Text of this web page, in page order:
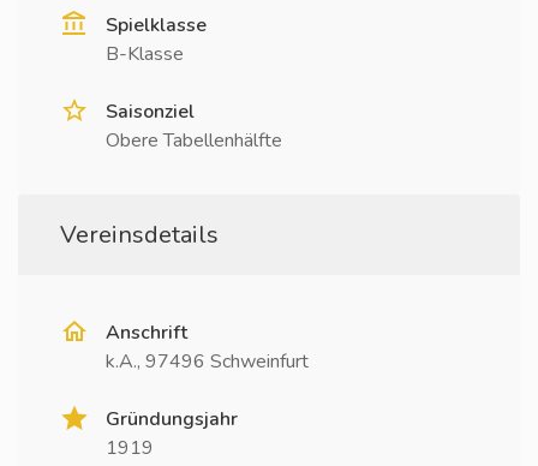
Spielklasse
B-Klasse
Saisonziel
Obere Tabellenhälfte
Vereinsdetails
Anschrift
k.A., 97496 Schweinfurt
Gründungsjahr
1919